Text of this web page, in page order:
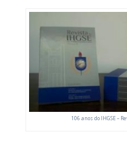
106 anos do IHGSE –